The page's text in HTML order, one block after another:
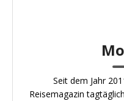
Seit dem Jahr
Reisemagazin